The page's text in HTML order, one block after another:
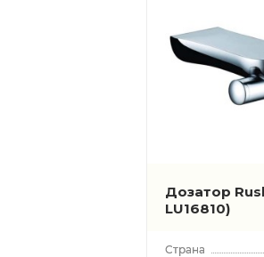
Дозатор
LU16810)